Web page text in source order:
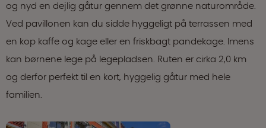
og nyd en dejlig gåtur gennem det grønne naturområde.
Ved pavillonen kan du sidde hyggeligt på terrassen med
en kop kaffe og kage eller en friskbagt pandekage. Imens
kan børnene lege på legepladsen. Ruten er cirka 2,0 km
og derfor perfekt til en kort, hyggelig gåtur med hele
familien.